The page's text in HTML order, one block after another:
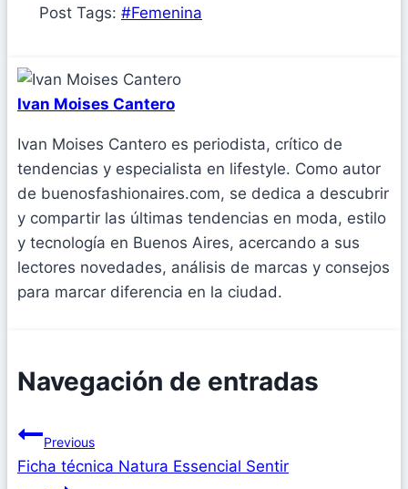
Post Tags: #Femenina
Ivan Moises Cantero
Ivan Moises Cantero es periodista, crítico de
tendencias y especialista en lifestyle. Como autor
de buenosfashionaires.com, se dedica a descubrir
y compartir las últimas tendencias en moda, estilo
y tecnología en Buenos Aires, acercando a sus
lectores novedades, análisis de marcas y consejos
para marcar diferencia en la ciudad.
Navegación de entradas
Previous
Ficha técnica Natura Essencial Sentir